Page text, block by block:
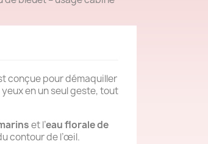
conçue pour démaquiller
en un seul geste, tout
et l’eau florale de
contour de l’œil.